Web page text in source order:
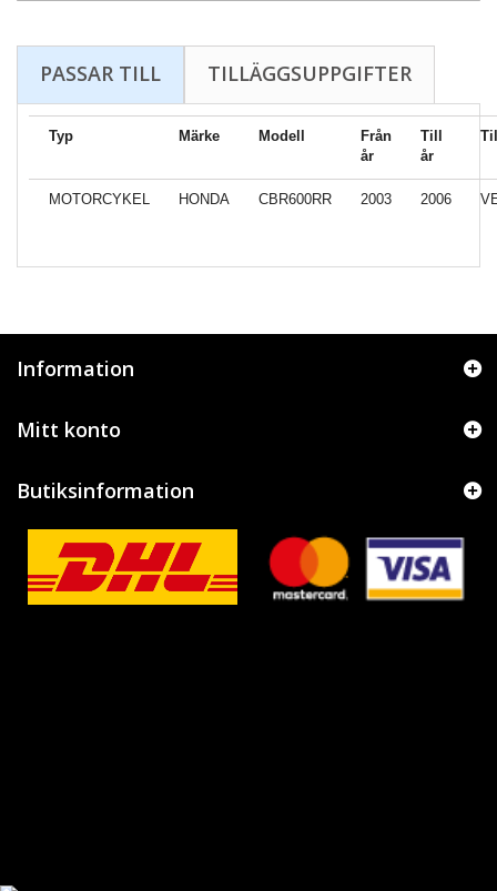
PASSAR TILL TILLÄGGSUPPGIFTER
Typ Märke Modell
Från
år
Till
år
MOTORCYKEL HONDA CBR600RR 2003 2006
Information
Mitt konto
Butiksinformation